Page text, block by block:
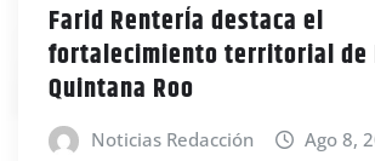
Farid RenterÍa destaca el
fortalecimiento territorial de
Quintana Roo
Noticias Redacción Ago 8,